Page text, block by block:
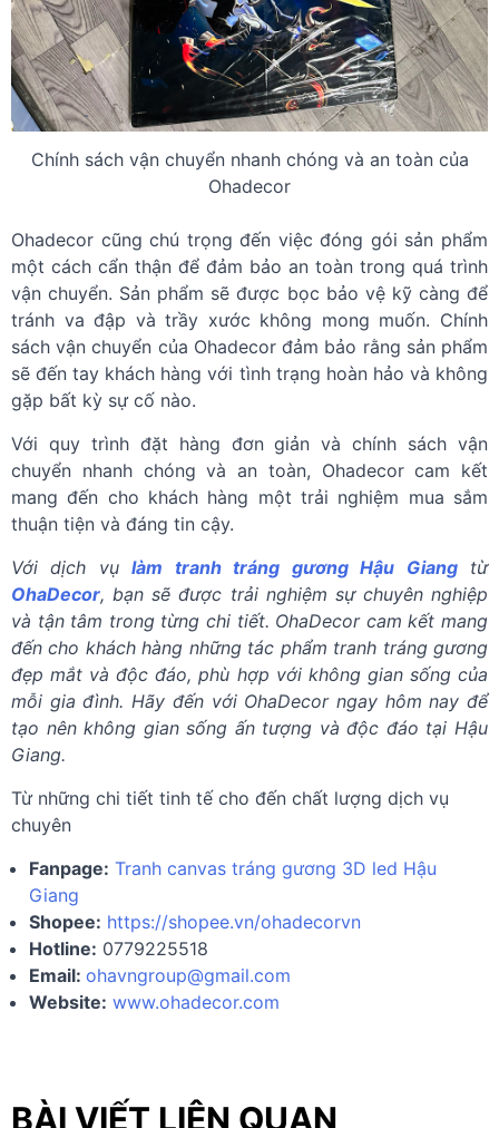
Chính sách vận chuyển nhanh chóng và an toàn của
Ohadecor
Ohadecor cũng chú trọng đến việc đóng gói sản phẩm
một cách cẩn thận để đảm bảo an toàn trong quá trình
vận chuyển. Sản phẩm sẽ được bọc bảo vệ kỹ càng để
tránh va đập và trầy xước không mong muốn. Chính
sách vận chuyển của Ohadecor đảm bảo rằng sản phẩm
sẽ đến tay khách hàng với tình trạng hoàn hảo và không
gặp bất kỳ sự cố nào.
Với quy trình đặt hàng đơn giản và chính sách vận
chuyển nhanh chóng và an toàn, Ohadecor cam kết
mang đến cho khách hàng một trải nghiệm mua sắm
thuận tiện và đáng tin cậy.
Với dịch vụlàm tranh tráng gương Hậu Giangtừ
OhaDecor, bạn sẽ được trải nghiệm sự chuyên nghiệp
và tận tâm trong từng chi tiết. OhaDecor cam kết mang
đến cho khách hàng những tác phẩm tranh tráng gương
đẹp mắt và độc đáo, phù hợp với không gian sống của
mỗi gia đình. Hãy đến với OhaDecor ngay hôm nay để
tạo nên không gian sống ấn tượng và độc đáo tại Hậu
Giang.
Từ những chi tiết tinh tế cho đến chất lượng dịch vụ
chuyên
Fanpage: Tranh canvas tráng gương 3D led Hậu
Giang
Shopee: https://shopee.vn/ohadecorvn
Hotline: 0779225518
Email: ohavngroup@gmail.com
Website: www.ohadecor.com
BÀI VIẾT LIÊN QUAN